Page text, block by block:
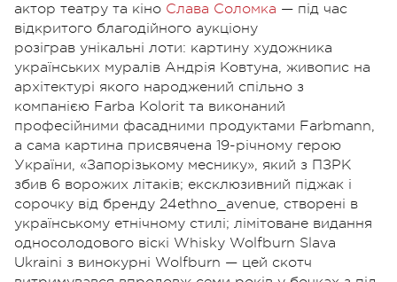
актор театру та кіно Слава Соломка — під час
відкритого благодійного аукціону
розіграв унікальні лоти: картину художника
українських муралiв Андрія Ковтуна, живопис на
архiтектурi якого народжений спiльно з
компанiєю Farba Kolorit та виконаний
професiйними фасадними продуктами Farbmann,
а сама картина присвячена 19-річному герою
України, «Запорізькому меснику», який з ПЗРК
збив 6 ворожих літаків; ексклюзивний піджак і
сорочку від бренду 24ethno_avenue, створені в
українському етнічному стилі; лімітоване видання
односолодового віскі Whisky Wolfburn Slava
Ukraini з винокурні Wolfburn — цей скотч